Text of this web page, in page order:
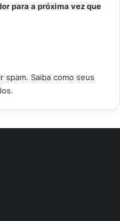
para a próxima vez que
spam. Saiba como seus
.